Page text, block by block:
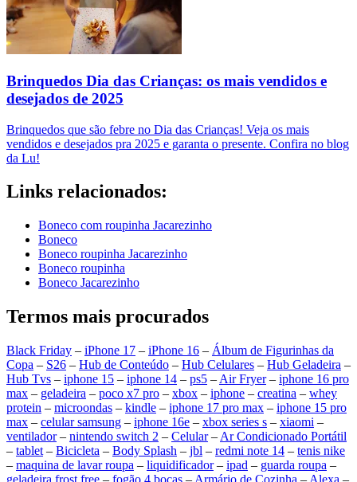
Brinquedos Dia das Crianças: os mais vendidos e
desejados de 2025
Brinquedos que são febre no Dia das Crianças! Veja os mais
vendidos e desejados pra 2025 e garanta o presente. Confira no blog
da Lu!
Links relacionados:
Boneco com roupinha Jacarezinho
Boneco
Boneco roupinha Jacarezinho
Boneco roupinha
Boneco Jacarezinho
Termos mais procurados
Black Friday – iPhone 17 – iPhone 16 – Álbum de Figurinhas da
Copa – S26 – Hub de Conteúdo – Hub Celulares – Hub Geladeira –
Hub Tvs – iphone 15 – iphone 14 – ps5 – Air Fryer– iphone 16 pro
max – geladeira – poco x7 pro – xbox – iphone – creatina – whey
protein – microondas – kindle – iphone 17 pro max – iphone 15 pro
max – celular samsung – iphone 16e – xbox series s – xiaomi –
ventilador– nintendo switch 2 – Celular– Ar Condicionado Portátil
– tablet – Bicicleta – Body Splash – jbl – redmi note 14 – tenis nike
– maquina de lavar roupa – liquidificador– ipad – guarda roupa –